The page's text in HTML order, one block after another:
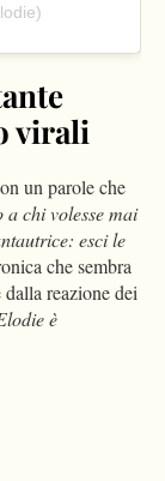
virali
un parole che
a chi volesse mai
esci le
che sembra
reazione dei
è